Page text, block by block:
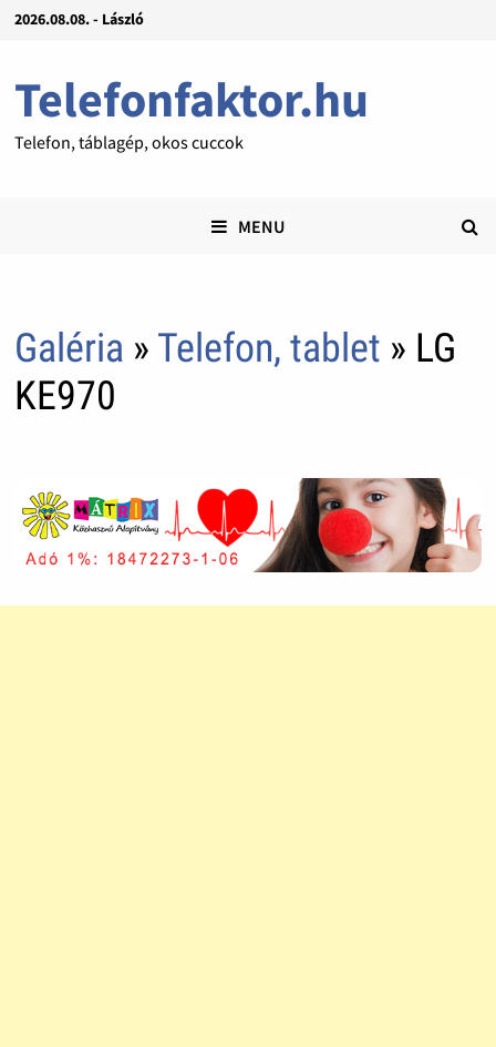
2026.08.08. - László
Telefonfaktor.hu
Telefon, táblagép, okos cuccok
MENU
Galéria » Telefon, tablet » LG
KE970